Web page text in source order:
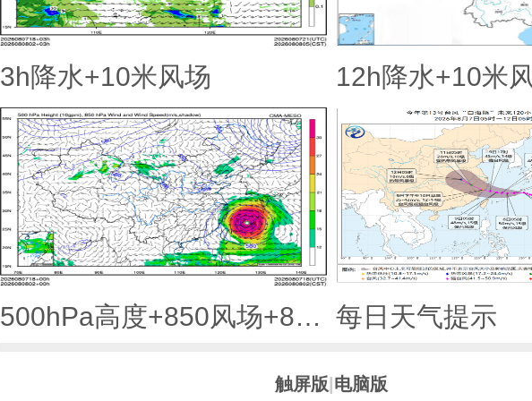
3h降水+10米风场 12h降水+10米
500hPa高度+850风场+850大风速（大于等于12） 每日天气提示
触屏版 电脑版